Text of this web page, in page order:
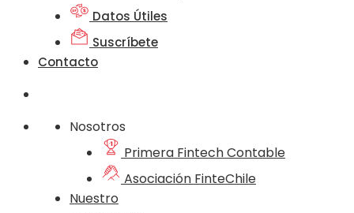
Datos Útiles
Suscríbete
Contacto
Nosotros
Primera Fintech Contable
Asociación FinteChile
Nuestro